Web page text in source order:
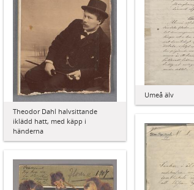
Umeå älv
Theodor Dahl halvsittande
iklädd hatt, med käpp i
händerna